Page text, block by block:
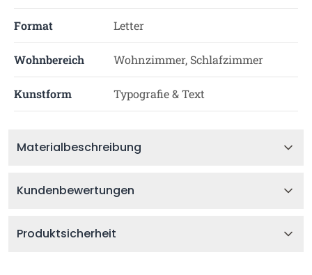
Format Letter
Wohnbereich Wohnzimmer, Schlafzimmer
Kunstform Typografie & Text
Materialbeschreibung
Kundenbewertungen
Produktsicherheit